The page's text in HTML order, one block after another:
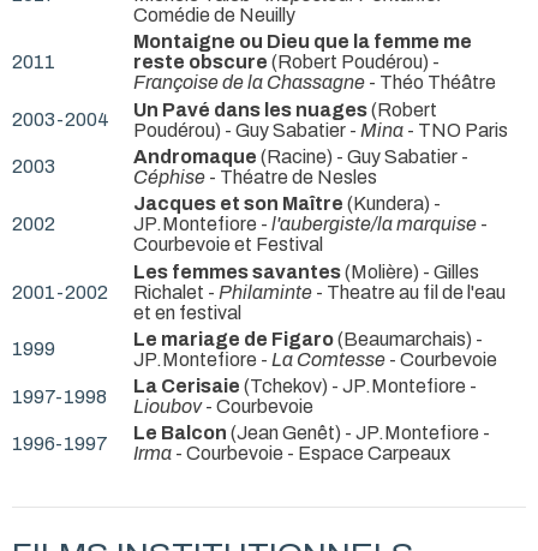
Comédie de Neuilly
2011
Montaigne ou Dieu que la femme me
reste obscure (Robert Poudérou) -
Françoise de la Chassagne - Théo Théâtre
2003-2004
Un Pavé dans les nuages(Robert
Poudérou) - Guy Sabatier - Mina - TNO Paris
2003
Andromaque (Racine) - Guy Sabatier -
Céphise - Théatre de Nesles
2002
Jacques et son Maître (Kundera) -
JP.Montefiore - l'aubergiste/la marquise -
Courbevoie et Festival
2001-2002
Les femmes savantes(Molière) - Gilles
Richalet - Philaminte - Theatre au fil de l'eau
et en festival
1999
Le mariage de Figaro(Beaumarchais) -
JP.Montefiore - La Comtesse - Courbevoie
1997-1998
La Cerisaie (Tchekov) - JP.Montefiore -
Lioubov- Courbevoie
1996-1997
Le Balcon (Jean Genêt) - JP.Montefiore -
Irma - Courbevoie - Espace Carpeaux